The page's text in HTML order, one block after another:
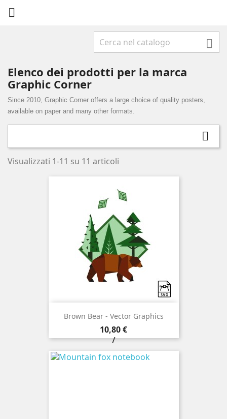


Elenco dei prodotti per la marca
Graphic Corner
Since 2010, Graphic Corner offers a large choice of quality posters,
available on paper and many other formats.

Visualizzati 1-11 su 11 articoli
Brown Bear - Vector Graphics
Prezzo
10,80 €
/